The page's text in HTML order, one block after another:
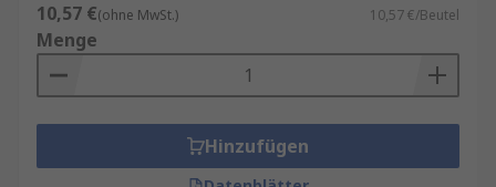
10,57 €(ohne MwSt.) 10,57 €/Beutel
Menge
Hinzufügen